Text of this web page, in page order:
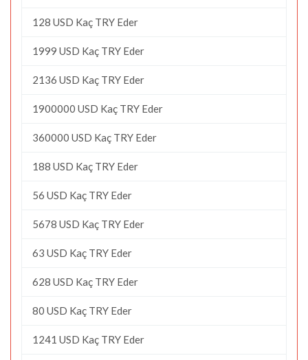
128 USD Kaç TRY Eder
1999 USD Kaç TRY Eder
2136 USD Kaç TRY Eder
1900000 USD Kaç TRY Eder
360000 USD Kaç TRY Eder
188 USD Kaç TRY Eder
56 USD Kaç TRY Eder
5678 USD Kaç TRY Eder
63 USD Kaç TRY Eder
628 USD Kaç TRY Eder
80 USD Kaç TRY Eder
1241 USD Kaç TRY Eder